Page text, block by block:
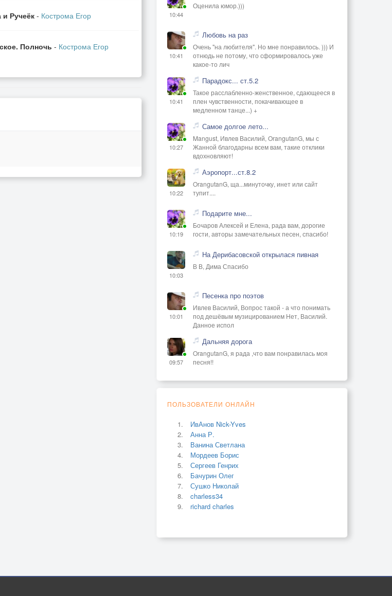
и Ручеёк - Кострома Егор
Полночь - Кострома Егор
10:44
Оценила юмор.)))
10:41
Любовь на раз
Очень "на любителя". Но мне понравилось. ))) И
отнюдь не потому, что сформировалось уже
какое-то лич
10:41
Парадокс... ст.5.2
Такое расслабленно-женственное, сдающееся в
плен чувственности, покачивающее в
медленном танце...) +
10:27
Самое долгое лето...
Mangust, Ивлев Василий, OrangutanG, мы с
Жанной благодарны всем вам, такие отклики
вдохновляют!
10:22
Аэропорт...ст.8.2
OrangutanG, ща...минуточку, инет или сайт
тупит....
10:19
Подарите мне...
Бочаров Алексей и Елена, рада вам, дорогие
гости, авторы замечательных песен, спасибо!
10:03
На Дерибасовской открылася пивная
В В, Дима Спасибо
10:01
Песенка про поэтов
Ивлев Василий, Вопрос такой - а что понимать
под дешёвым музицированием Нет, Василий.
Данное испол
09:57
Дальняя дорога
OrangutanG, я рада ,что вам понравилась моя
песня!!
ПОЛЬЗОВАТЕЛИ ОНЛАЙН
ИвАнов Nick-Yves
Анна Р.
Ванина Светлана
Мордеев Борис
Сергеев Генрих
Бачурин Олег
Сушко Николай
charless34
richard charles